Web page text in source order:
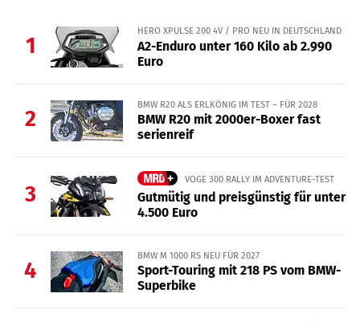
1
HERO XPULSE 200 4V / PRO NEU IN DEUTSCHLAND
A2-Enduro unter 160 Kilo ab 2.990
Euro
2
BMW R20 ALS ERLKÖNIG IM TEST – FÜR 2028
BMW R20 mit 2000er-Boxer fast
serienreif
3
VOGE 300 RALLY IM ADVENTURE-TEST
Gutmütig und preisgünstig für unter
4.500 Euro
4
BMW M 1000 RS NEU FÜR 2027
Sport-Touring mit 218 PS vom BMW-
Superbike